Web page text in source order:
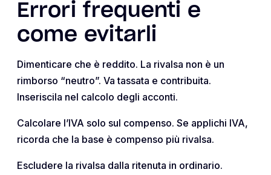
Errori frequenti e
come evitarli
Dimenticare che è reddito. La rivalsa non è un
rimborso “neutro”. Va tassata e contribuita.
Inseriscila nel calcolo degli acconti.
Calcolare l’IVA solo sul compenso. Se applichi IVA,
ricorda che la base è compenso più rivalsa.
Escludere la rivalsa dalla ritenuta in ordinario.